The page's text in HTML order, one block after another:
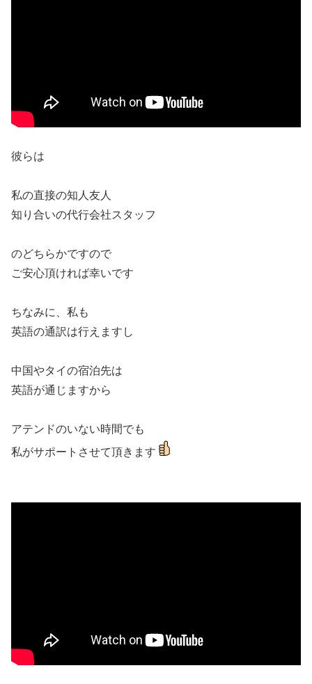
彼らは
私の直接の知人友人
知り合いの代行会社スタッフ
のどちらかですので
ご安心頂ければ幸いです
ちなみに、私も
英語の通訳は行えますし
中国やタイの宿泊先は
英語が通じますから
アテンドのいない時間でも
私がサポートさせて頂きます